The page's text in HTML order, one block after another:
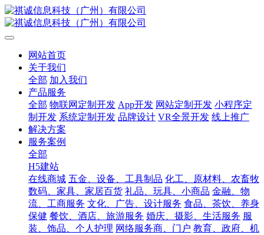
网站首页
关于我们
全部 加入我们
产品服务
全部 物联网定制开发 App开发 网站定制开发 小程序定
制开发 系统定制开发 品牌设计 VR全景开发 线上推广
解决方案
服务案例
全部
H5建站
在线商城 五金、设备、工具制品 化工、原材料、农畜牧
数码、家具、家居百货 礼品、玩具、小商品 金融、物
流、工商服务 文化、广告、设计服务 食品、茶饮、养身
保健 餐饮、酒店、旅游服务 婚庆、摄影、生活服务 服
装、饰品、个人护理 网络服务商、门户 教育、政府、机